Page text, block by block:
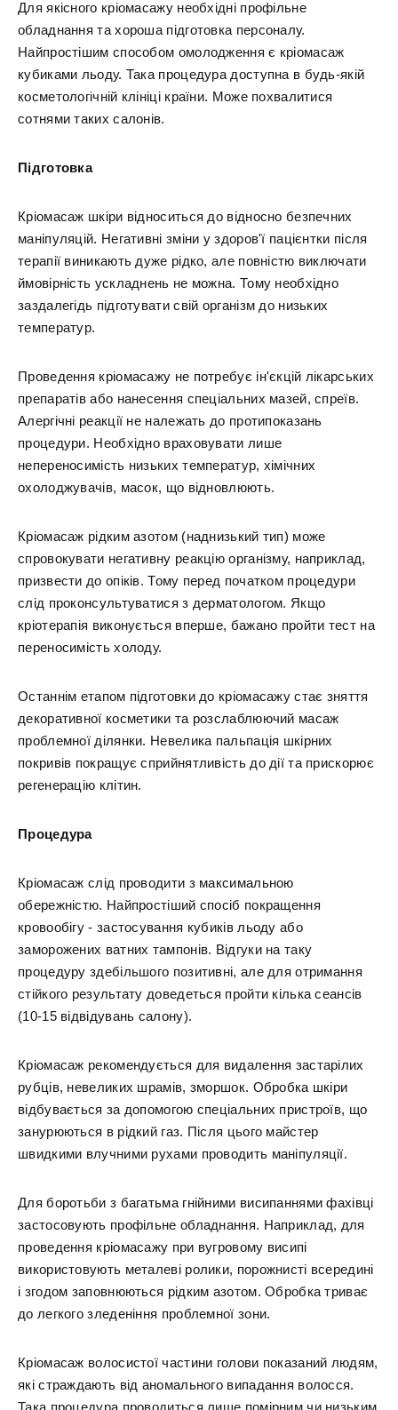
Для якісного кріомасажу необхідні профільне
обладнання та хороша підготовка персоналу.
Найпростішим способом омолодження є кріомасаж
кубиками льоду. Така процедура доступна в будь-якій
косметологічній клініці країни. Може похвалитися
сотнями таких салонів.
Підготовка
Кріомасаж шкіри відноситься до відносно безпечних
маніпуляцій. Негативні зміни у здоров'ї пацієнтки після
терапії виникають дуже рідко, але повністю виключати
ймовірність ускладнень не можна. Тому необхідно
заздалегідь підготувати свій організм до низьких
температур.
Проведення кріомасажу не потребує ін'єкцій лікарських
препаратів або нанесення спеціальних мазей, спреїв.
Алергічні реакції не належать до протипоказань
процедури. Необхідно враховувати лише
непереносимість низьких температур, хімічних
охолоджувачів, масок, що відновлюють.
Кріомасаж рідким азотом (наднизький тип) може
спровокувати негативну реакцію організму, наприклад,
призвести до опіків. Тому перед початком процедури
слід проконсультуватися з дерматологом. Якщо
кріотерапія виконується вперше, бажано пройти тест на
переносимість холоду.
Останнім етапом підготовки до кріомасажу стає зняття
декоративної косметики та розслаблюючий масаж
проблемної ділянки. Невелика пальпація шкірних
покривів покращує сприйнятливість до дії та прискорює
регенерацію клітин.
Процедура
Кріомасаж слід проводити з максимальною
обережністю. Найпростіший спосіб покращення
кровообігу - застосування кубиків льоду або
заморожених ватних тампонів. Відгуки на таку
процедуру здебільшого позитивні, але для отримання
стійкого результату доведеться пройти кілька сеансів
(10-15 відвідувань салону).
Кріомасаж рекомендується для видалення застарілих
рубців, невеликих шрамів, зморшок. Обробка шкіри
відбувається за допомогою спеціальних пристроїв, що
занурюються в рідкий газ. Після цього майстер
швидкими влучними рухами проводить маніпуляції.
Для боротьби з багатьма гнійними висипаннями фахівці
застосовують профільне обладнання. Наприклад, для
проведення кріомасажу при вугровому висипі
використовують металеві ролики, порожнисті всередині
і згодом заповнюються рідким азотом. Обробка триває
до легкого зледеніння проблемної зони.
Кріомасаж волосистої частини голови показаний людям,
які страждають від аномального випадання волосся.
Така процедура проводиться лише помірним чи низьким